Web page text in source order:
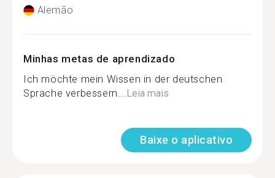
Alemão
Minhas metas de aprendizado
Ich möchte mein Wissen in der deutschen
Sprache verbessern...Leia mais
Baixe o aplicativo